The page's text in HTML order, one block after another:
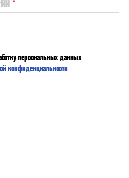
*
персональных данных
конфиденциальности